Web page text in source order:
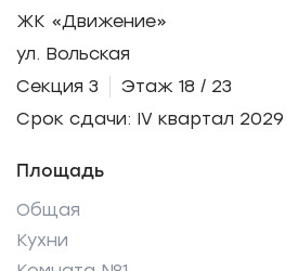
ЖК «Движение»
ул. Вольская
Секция 3
Этаж 18 / 23
Срок сдачи: IV квартал 2029
Площадь
Общая
Кухни